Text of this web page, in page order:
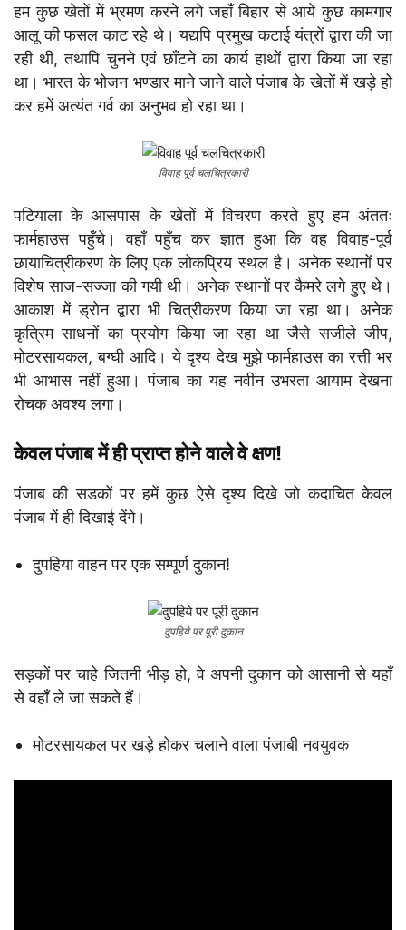
हम कुछ खेतों में भ्रमण करने लगे जहाँ बिहार से आये कुछ कामगार
आलू की फसल काट रहे थे। यद्यपि प्रमुख कटाई यंत्रों द्वारा की जा
रही थी, तथापि चुनने एवं छाँटने का कार्य हाथों द्वारा किया जा रहा
था। भारत के भोजन भण्डार माने जाने वाले पंजाब के खेतों में खड़े हो
कर हमें अत्यंत गर्व का अनुभव हो रहा था।
विवाह पूर्व चलचित्रकारी
पटियाला के आसपास के खेतों में विचरण करते हुए हम अंततः
फार्महाउस पहुँचे। वहाँ पहुँच कर ज्ञात हुआ कि वह विवाह-पूर्व
छायाचित्रीकरण के लिए एक लोकप्रिय स्थल है। अनेक स्थानों पर
विशेष साज-सज्जा की गयी थी। अनेक स्थानों पर कैमरे लगे हुए थे।
आकाश में ड्रोन द्वारा भी चित्रीकरण किया जा रहा था। अनेक
कृत्रिम साधनों का प्रयोग किया जा रहा था जैसे सजीले जीप,
मोटरसायकल, बग्घी आदि। ये दृश्य देख मुझे फार्महाउस का रत्ती भर
भी आभास नहीं हुआ। पंजाब का यह नवीन उभरता आयाम देखना
रोचक अवश्य लगा।
केवल पंजाब में ही प्राप्त होने वाले वे क्षण!
पंजाब की सडकों पर हमें कुछ ऐसे दृश्य दिखे जो कदाचित केवल
पंजाब में ही दिखाई देंगे।
दुपहिया वाहन पर एक सम्पूर्ण दुकान!
दुपहिये पर पूरी दुकान
सड़कों पर चाहे जितनी भीड़ हो, वे अपनी दुकान को आसानी से यहाँ
से वहाँ ले जा सकते हैं।
मोटरसायकल पर खड़े होकर चलाने वाला पंजाबी नवयुवक